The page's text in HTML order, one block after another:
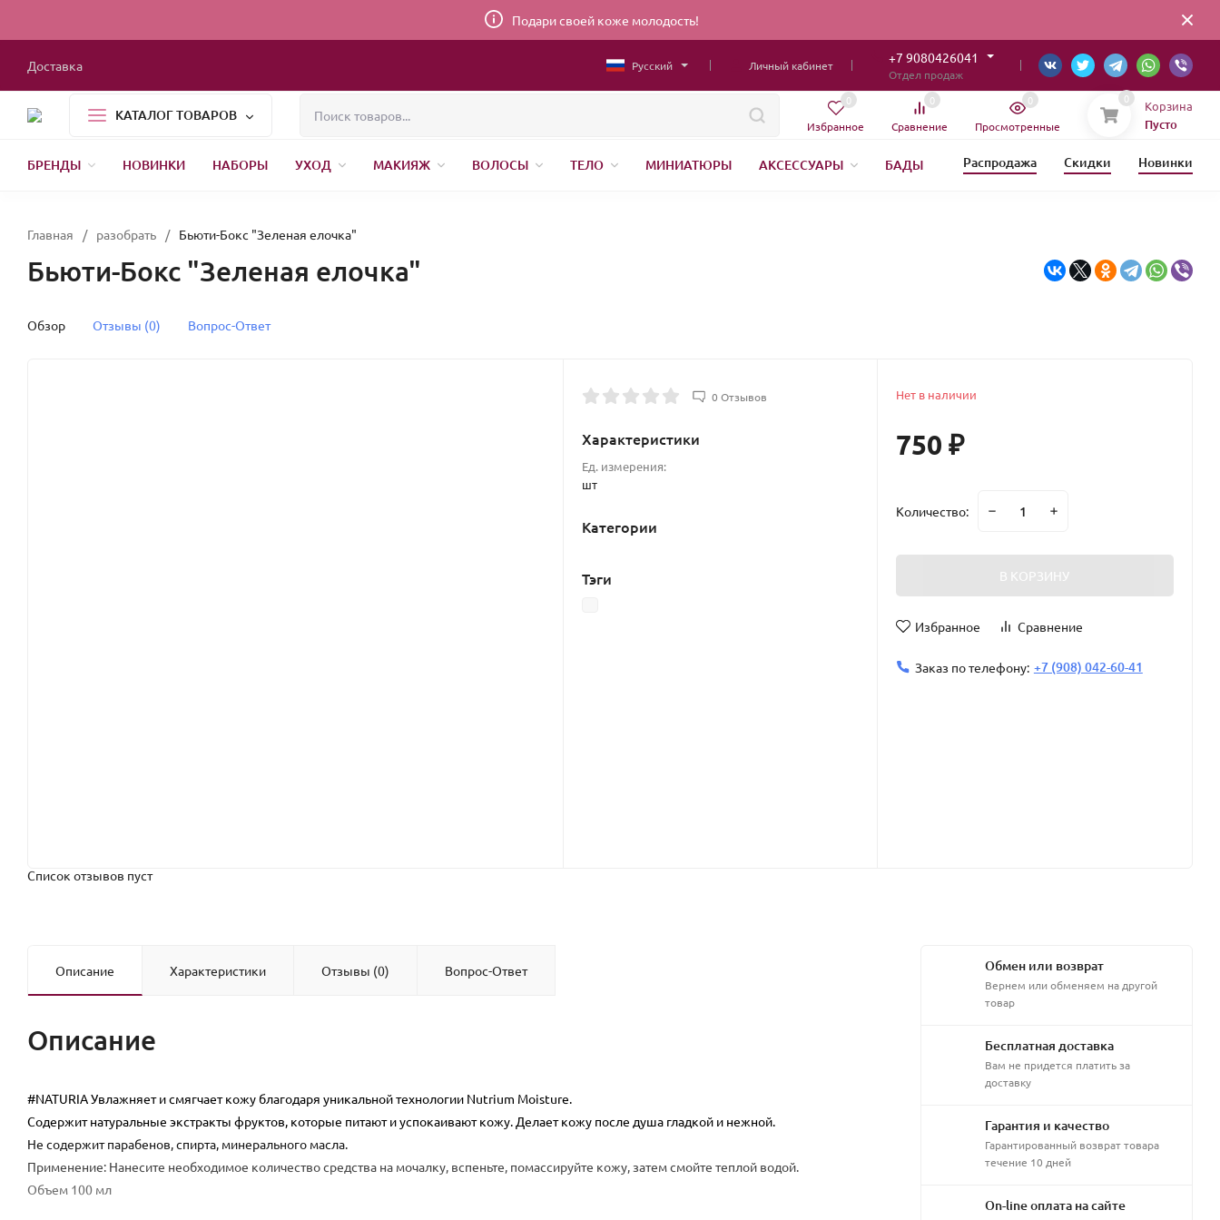
Подари своей коже молодость!
Доставка Русский Личный кабинет +7 9080426041
Отдел продаж
КАТАЛОГ ТОВАРОВ
Избранное
0
Сравнение
0
Просмотренные
0 0 Корзина
Пусто
БРЕНДЫ НОВИНКИ НАБОРЫ УХОД МАКИЯЖ ВОЛОСЫ ТЕЛО МИНИАТЮРЫ АКСЕССУАРЫ
БАДЫ
Распродажа Скидки Новинки
Главная / разобрать / Бьюти-Бокс "Зеленая елочка"
Бьюти-Бокс "Зеленая елочка"
Обзор Отзывы (0) Вопрос-Ответ
0 Отзывов
Характеристики
Ед. измерения:
шт
Категории
Тэги
Нет в наличии
750 ₽
Количество:
В КОРЗИНУ
Избранное Сравнение
Заказ по телефону: +7 (908) 042-60-41
Список отзывов пуст
Описание Характеристики Отзывы (0) Вопрос-Ответ
Описание
#NATURIAУвлажняет и смягчает кожу благодаря уникальной технологии Nutrium Moisture.
Содержит натуральные экстракты фруктов, которые питают и успокаивают кожу. Делает кожу после душа гладкой и нежной.
Не содержит парабенов, спирта, минерального масла.
Применение: Нанесите необходимое количество средства на мочалку, вспеньте, помассируйте кожу, затем смойте теплой водой.
Объем 100 мл
Обмен или возврат
Вернем или обменяем на другой
товар
Бесплатная доставка
Вам не придется платить за
доставку
Гарантия и качество
Гарантированный возврат товара
течение 10 дней
On-line оплата на сайте